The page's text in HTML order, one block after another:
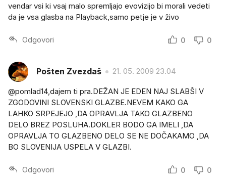
vendar vsi ki vsaj malo spremljajo evovizijo bi morali vedeti
da je vsa glasba na Playback,samo petje je v živo
Odgovori 0 0
Pošten Zvezdaš 21. 05. 2009 23.04
@pomlad14,dajem ti pra.DEŽAN JE EDEN NAJ SLABŠI V
ZGODOVINI SLOVENSKI GLAZBE.NEVEM KAKO GA
LAHKO SRPEJEJO ,DA OPRAVLJA TAKO GLAZBENO
DELO BREZ POSLUHA.DOKLER BODO GA IMELI ,DA
OPRAVLJA TO GLAZBENO DELO SE NE DOČAKAMO ,DA
BO SLOVENIJA USPELA V GLAZBI.
Odgovori 0 0